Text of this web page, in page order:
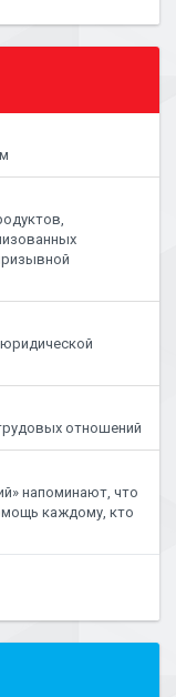
отношений
напоминают, что
каждому, кто